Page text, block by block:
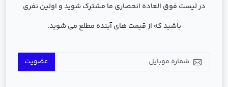
در لیست فوق العاده انحصاری ما مشترک شوید و اولین نفری
باشید که از قیمت های آینده مطلع می شوید.
عضویت